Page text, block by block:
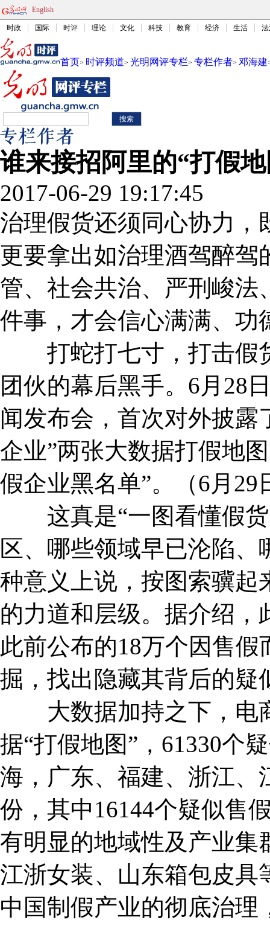
English
时政 国际 时评 理论 文化 科技 教育 经济 生活
首页> 时评频道> 光明网评专栏> 专栏作者> 邓海建
谁来接招阿里的“打假
2017-06-29 19:17:45
治理假货还须同心协力，
更要拿出如治理酒驾醉驾
管、社会共治、严刑峻法
件事，才会信心满满、功
打蛇打七寸，打击假
团伙的幕后黑手。6月28
闻发布会，首次对外披露
企业”两张大数据打假地
假企业黑名单”。（6月29
这真是“一图看懂假货
区、哪些领域早已沦陷
种意义上说，按图索骥起
的力道和层级。据介绍，
此前公布的18万个因售
掘，找出隐藏其背后的疑
大数据加持之下，电
据“打假地图”，61330个
海，广东、福建、浙江、
份，其中16144个疑似售
有明显的地域性及产业集
江浙女装、山东箱包皮具
中国制假产业的彻底治